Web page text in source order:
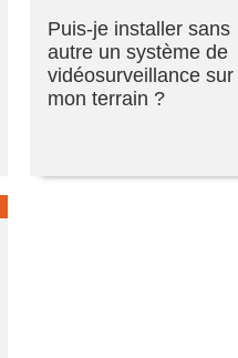
Puis-je installer sans
autre un système de
vidéosurveillance sur
mon terrain ?